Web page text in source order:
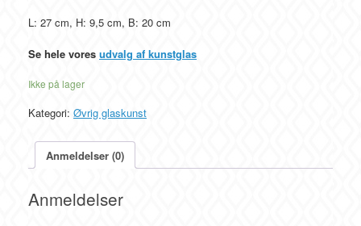
L: 27 cm, H: 9,5 cm, B: 20 cm
Se hele vores udvalg af kunstglas
Ikke på lager
Kategori: Øvrig glaskunst
Anmeldelser (0)
Anmeldelser